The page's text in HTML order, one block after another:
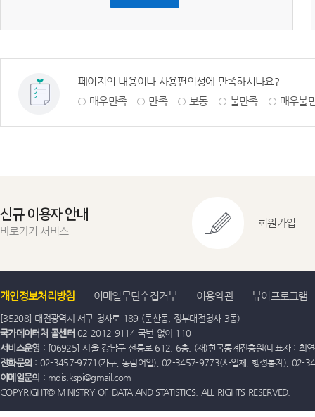
페이지의 내용이나 사용편의성에 만족하시나요?
매우만족
만족 보통 불만족 매우불
신규 이용자 안내
바로가기 서비스
회원가입
개인정보처리방침 이메일무단수집거부 이용약관 뷰어프로그램
[35208] 대전광역시 서구 청사로 189 (둔산동, 정부대전청사 3동)
국가데이터처 콜센터 02-2012-9114 국번 없이 110
서비스운영 : [06925] 서울 강남구 선릉로 612, 6층, (재)한국통계진흥원(대표자 : 최
전화문의 : 02-3457-9771(가구, 농림어업), 02-3457-9773(사업체, 행정통계), 02-
이메일문의 : mdis.kspi@gmail.com
COPYRIGHT© MINISTRY OF DATA AND STATISTICS. ALL RIGHTS RESERVED.